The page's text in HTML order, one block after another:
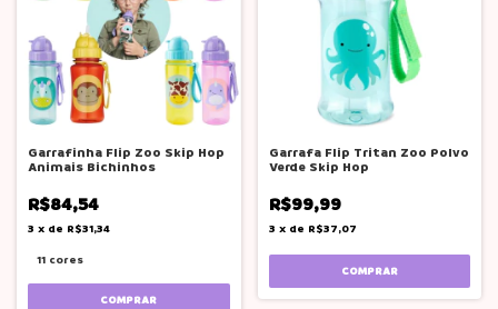
Garrafinha Flip Zoo Skip Hop
Animais Bichinhos
R$84,54
3 x de R$31,34
11 cores
COMPRAR
Garrafa Flip Tritan Zoo Polvo
Verde Skip Hop
R$99,99
3 x de R$37,07